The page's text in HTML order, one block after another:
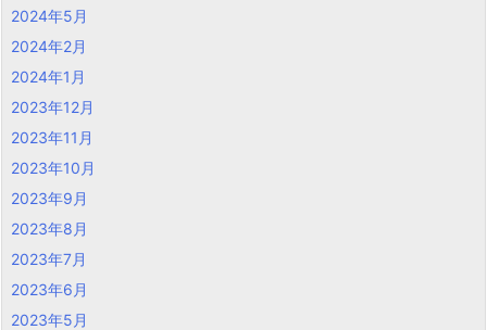
2024年5月
2024年2月
2024年1月
2023年12月
2023年11月
2023年10月
2023年9月
2023年8月
2023年7月
2023年6月
2023年5月